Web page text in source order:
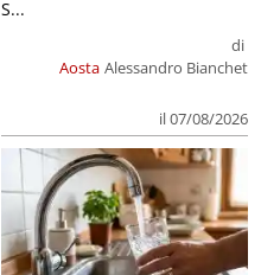
Aosta
di
Alessandro Bianchet
il 07/08/2026
S...